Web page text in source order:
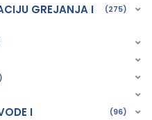
GREJANJA I
275
I
96